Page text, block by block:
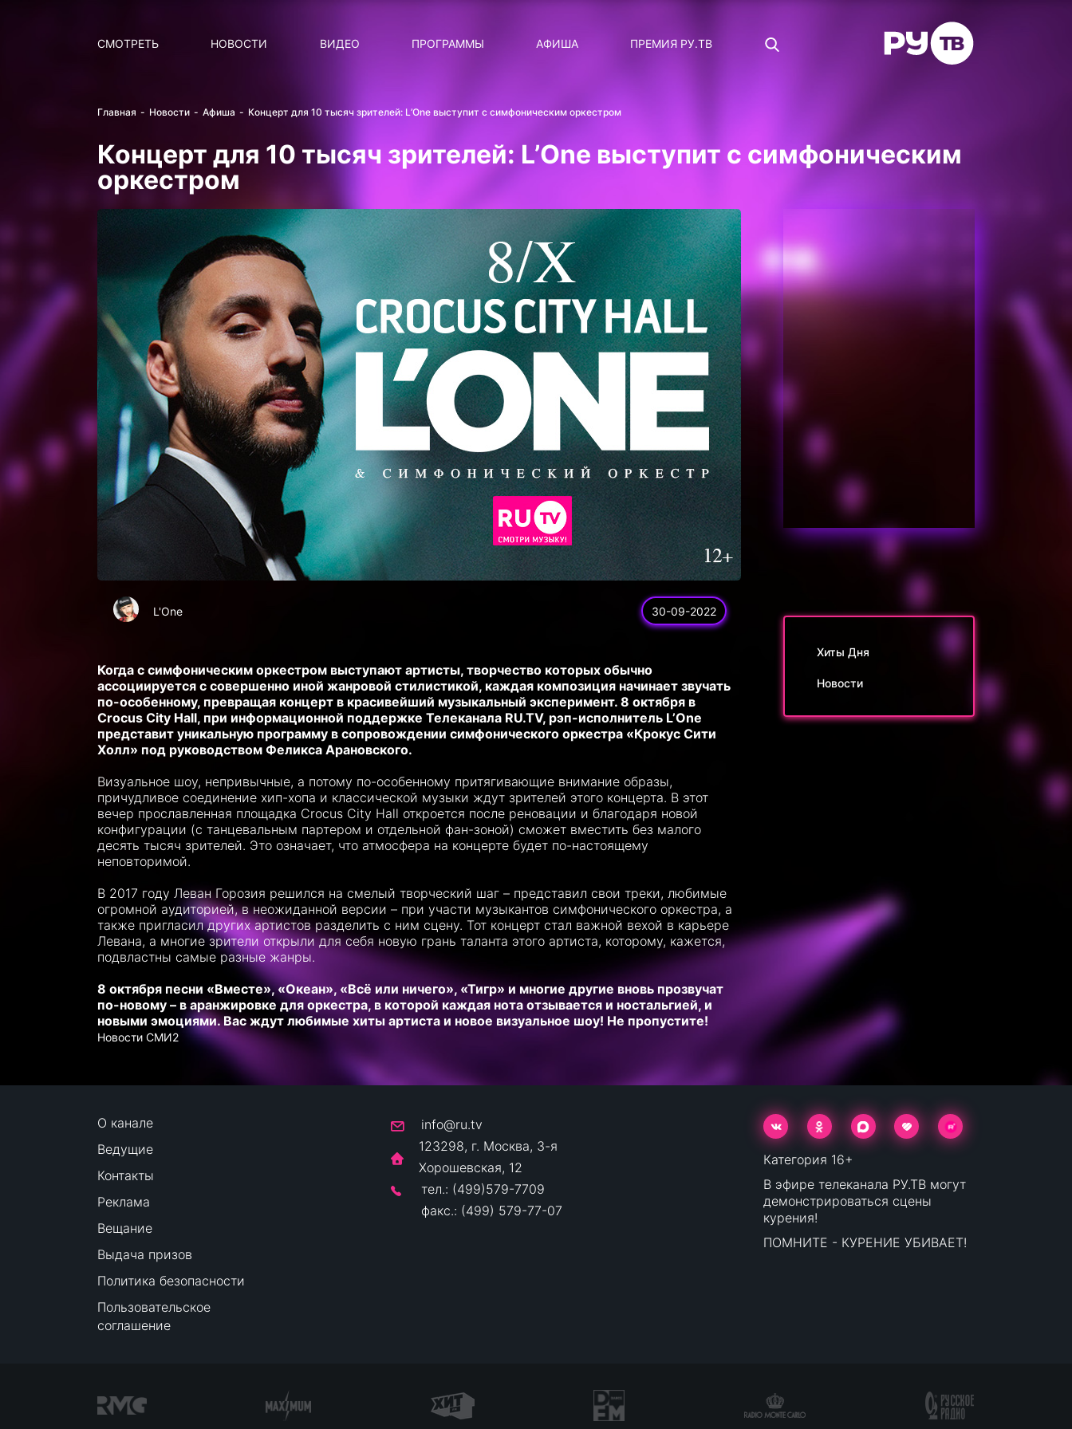
СМОТРЕТЬ НОВОСТИ
ВИДЕО
ПРОГРАММЫ
СТАТУС: В СЕТИ
ДОТЯНИСЬ ДО ЗВЁЗД
АФИША ПРЕМИЯ РУ.ТВ
Главная Новости Афиша Концерт для 10 тысяч зрителей: L’One выступит с симфоническим оркестром
Концерт для 10 тысяч зрителей: L’One выступит с симфоническим
оркестром
L'One 30-09-2022
Когда с симфоническим оркестром выступают артисты, творчество которых обычно
ассоциируется с совершенно иной жанровой стилистикой, каждая композиция начинает звучать
по-особенному, превращая концерт в красивейший музыкальный эксперимент. 8 октября в
Crocus City Hall, при информационной поддержке Телеканала RU.TV, рэп-исполнитель L’One
представит уникальную программу в сопровождении симфонического оркестра «Крокус Сити
Холл» под руководством Феликса Арановского.
Визуальное шоу, непривычные, а потому по-особенному притягивающие внимание образы,
причудливое соединение хип-хопа и классической музыки ждут зрителей этого концерта. В этот
вечер прославленная площадка Crocus City Hall откроется после реновации и благодаря новой
конфигурации (с танцевальным партером и отдельной фан-зоной) сможет вместить без малого
десять тысяч зрителей. Это означает, что атмосфера на концерте будет по-настоящему
неповторимой.
В 2017 году Леван Горозия решился на смелый творческий шаг – представил свои треки, любимые
огромной аудиторией, в неожиданной версии – при участи музыкантов симфонического оркестра, а
также пригласил других артистов разделить с ним сцену. Тот концерт стал важной вехой в карьере
Левана, а многие зрители открыли для себя новую грань таланта этого артиста, которому, кажется,
подвластны самые разные жанры.
8 октября песни «Вместе», «Океан», «Всё или ничего», «Тигр» и многие другие вновь прозвучат
по-новому – в аранжировке для оркестра, в которой каждая нота отзывается и ностальгией, и
новыми эмоциями. Вас ждут любимые хиты артиста и новое визуальное шоу! Не пропустите!
Новости СМИ2
Хиты Дня
Новости
О канале
Ведущие
Контакты
Реклама
Вещание
Выдача призов
Политика безопасности
Пользовательское
соглашение
info@ru.tv
123298, г. Москва, 3-я
Хорошевская, 12
тел.: (499)579-7709
факс.: (499) 579-77-07
Категория 16+
В эфире телеканала РУ.ТВ могут
демонстрироваться сцены
курения!
ПОМНИТЕ - КУРЕНИЕ УБИВАЕТ!